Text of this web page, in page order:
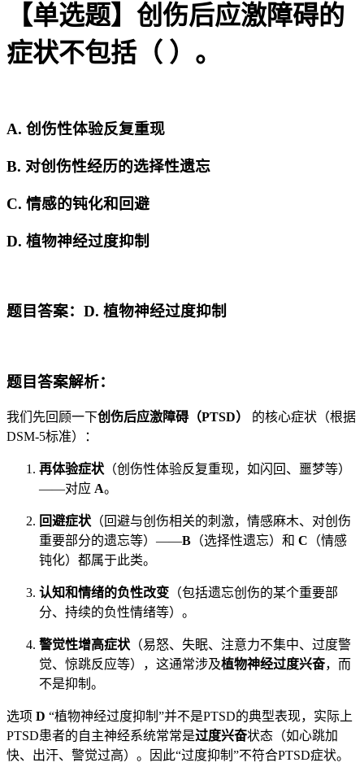
【单选题】创伤后应激障碍的
症状不包括（ ）。
A. 创伤性体验反复重现
B. 对创伤性经历的选择性遗忘
C. 情感的钝化和回避
D. 植物神经过度抑制
题目答案：D. 植物神经过度抑制
题目答案解析：
我们先回顾一下创伤后应激障碍（PTSD）
的核心症状（根据
DSM-5标准）：
再体验症状 （创伤性体验反复重现，如闪回、噩梦等）
——对应 A。
回避症状 （回避与创伤相关的刺激，情感麻木、对创伤
重要部分的遗忘等）——B （选择性遗忘）和 C （情感
钝化）都属于此类。
认知和情绪的负性改变 （包括遗忘创伤的某个重要部
分、持续的负性情绪等）。
警觉性增高症状 （易怒、失眠、注意力不集中、过度警
觉、惊跳反应等），这通常涉及植物神经过度兴奋，而
不是抑制。
选项 D “植物神经过度抑制”并不是PTSD的典型表现，实际上
PTSD患者的自主神经系统常常是过度兴奋状态（如心跳加
快、出汗、警觉过高）。因此“过度抑制”不符合PTSD症状。